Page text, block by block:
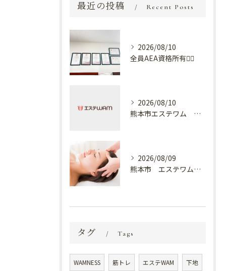
最近の投稿 Recent Posts
2026/08/10
全員AEA資格所有💆‍♀️
2026/08/10
熊本市エステワム 熊本店 下着
2026/08/09
熊本市 エステワム熊本店 癒しのクールヘッドマッサージ♬
タグ Tags
WAMNESS 筋トレ エステWAM 下地